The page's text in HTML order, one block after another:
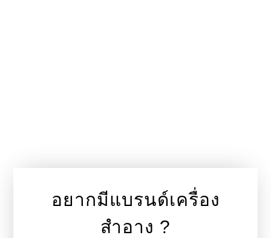
อยากมีแบรนด์เครื่อง
สำอาง ?